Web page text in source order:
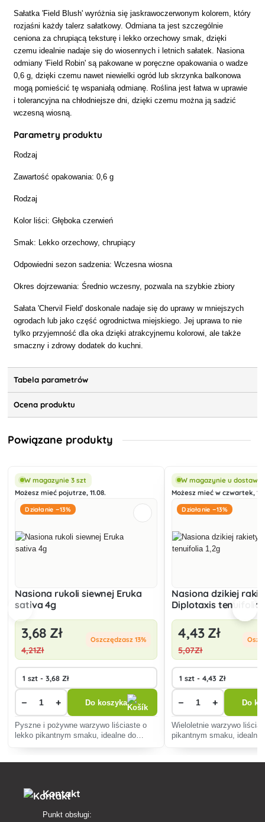
Sałatka 'Field Blush' wyróżnia się jaskrawoczerwonym kolorem, który
rozjaśni każdy talerz sałatkowy. Odmiana ta jest szczególnie
ceniona za chrupiącą teksturę i lekko orzechowy smak, dzięki
czemu idealnie nadaje się do wiosennych i letnich sałatek. Nasiona
odmiany 'Field Robin' są pakowane w poręczne opakowania o wadze
0,6 g, dzięki czemu nawet niewielki ogród lub skrzynka balkonowa
mogą pomieścić tę wspaniałą odmianę. Roślina jest łatwa w uprawie
i tolerancyjna na chłodniejsze dni, dzięki czemu można ją sadzić
wczesną wiosną.
Parametry produktu
Rodzaj
Zawartość opakowania: 0,6 g
Rodzaj
Kolor liści: Głęboka czerwień
Smak: Lekko orzechowy, chrupiący
Odpowiedni sezon sadzenia: Wczesna wiosna
Okres dojrzewania: Średnio wczesny, pozwala na szybkie zbiory
Sałata 'Chervil Field' doskonale nadaje się do uprawy w mniejszych
ogrodach lub jako część ogrodnictwa miejskiego. Jej uprawa to nie
tylko przyjemność dla oka dzięki atrakcyjnemu kolorowi, ale także
smaczny i zdrowy dodatek do kuchni.
Tabela parametrów
Ocena produktu
Powiązane produkty
W magazynie 3 szt
Możesz mieć pojutrze, 11.08.
Działanie −13%
Nasiona rukoli siewnej Eruka
sativa 4g
3,68 Zł
4,21Zł
Oszczędzasz 13%
− + Do koszyka
Pyszne i pożywne warzywo liściaste o
lekko pikantnym smaku, idealne do
W magazynie u
Możesz mieć w czwartek,
Działanie −13%
Nasiona dzikiej
Diplotaxis tenuifolia
4,43 Zł
5,07Zł
− + Do
Wieloletnie warzywo
pikantnym smaku, idealne
Kontakt
Punkt obsługi: